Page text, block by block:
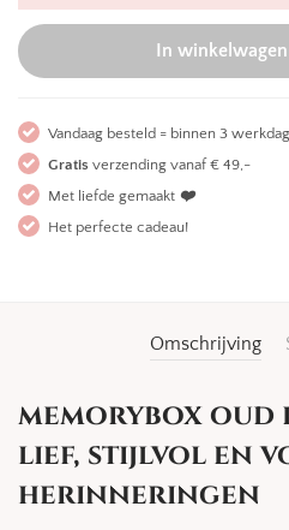
In winkelwagen
Vandaag besteld = binnen 3
Gratis verzending vanaf € 49,-
Met liefde gemaakt ❤️
Het perfecte cadeau!
Omschrijving
memorybox oud
lief, stijlvol en
herinneringen